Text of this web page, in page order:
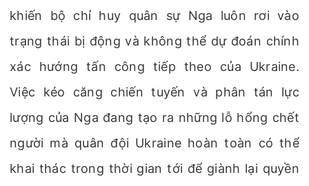
khiến bộ chỉ huy quân sự Nga luôn rơi vào
trạng thái bị động và không thể dự đoán chính
xác hướng tấn công tiếp theo của Ukraine.
Việc kéo căng chiến tuyến và phân tán lực
lượng của Nga đang tạo ra những lỗ hổng chết
người mà quân đội Ukraine hoàn toàn có thể
khai thác trong thời gian tới để giành lại quyền